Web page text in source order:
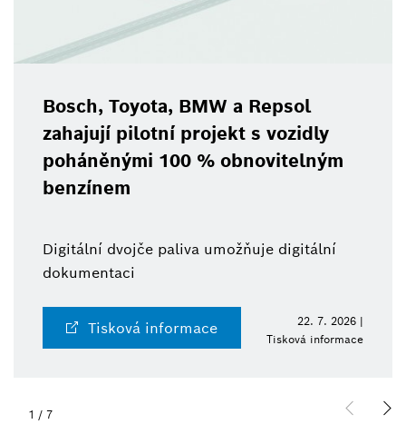
Bosch, Toyota, BMW a Repsol
zahajují pilotní projekt s vozidly
poháněnými 100 % obnovitelným
benzínem
Digitální dvojče paliva umožňuje digitální
dokumentaci
Tisková informace
22. 7. 2026 |
Tisková informace
1 / 7